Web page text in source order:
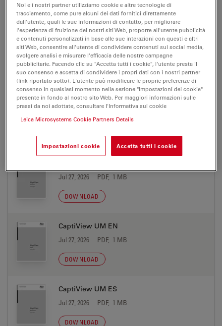
MANUALI D'USO/IFU
CaptiView UM AR
Jul 27, 2026 PDF, 3 MB
DOWNLOAD
CaptiView UM DA
Jul 27, 2026 PDF, 1 MB
DOWNLOAD
CaptiView UM EN
Jul 27, 2026 PDF, 1 MB
DOWNLOAD
CaptiView UM ES
Jul 27, 2026 PDF, 1 MB
DOWNLOAD
Noi e i nostri partner utilizziamo cookie e altre tecnologie di
tracciamento, come pure alcuni dei dati fornitici direttamente
dall'utente, quali le sue informazioni di contatto, per migliorare
l'esperienza di fruizione dei nostri siti Web, proporre all'utente pubblicità
e contenuti personalizzati in base alle sue interazioni con questi e altri
siti Web, consentire all'utente di condividere contenuti sui social media,
svolgere analisi e misurare l'efficacia delle nostre campagne
pubblicitarie. Facendo clic su "Accetta tutti i cookie", l'utente presta il
suo consenso e accetta di condividere i propri dati con i nostri partner
(link riportato sotto). L'utente può modificare le proprie preferenze di
consenso in qualsiasi momento nella sezione "Impostazioni dei cookie"
presente in fondo al nostro sito Web. Per maggiori informazioni sulle
prassi da noi adottate, consultare l'Informativa sui cookie
Leica Microsystems Cookie Partners Details
Impostazioni cookie Accetta tutti i cookie